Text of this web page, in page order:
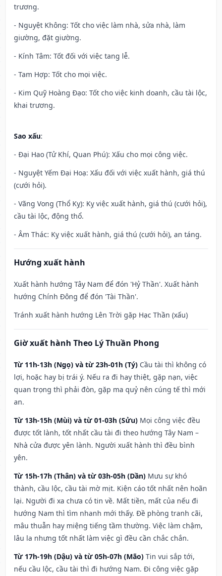
trương.
- Nguyệt Không: Tốt cho việc làm nhà, sửa nhà, làm
giường, đặt giường.
- Kính Tâm: Tốt đối với việc tang lễ.
- Tam Hợp: Tốt cho mọi việc.
- Kim Quỹ Hoàng Đạo: Tốt cho việc kinh doanh, cầu tài lộc,
khai trương.
Sao xấu:
- Đại Hao (Tử Khí, Quan Phú): Xấu cho mọi công việc.
- Nguyệt Yếm Đại Hoạ: Xấu đối với việc xuất hành, giá thú
(cưới hỏi).
- Vãng Vong (Thổ Kỵ): Kỵ việc xuất hành, giá thú (cưới hỏi),
cầu tài lộc, động thổ.
- Âm Thác: Kỵ việc xuất hành, giá thú (cưới hỏi), an táng.
Hướng xuất hành
Xuất hành hướng Tây Nam để đón 'Hỷ Thần'. Xuất hành
hướng Chính Đông để đón 'Tài Thần'.
Tránh xuất hành hướng Lên Trời gặp Hạc Thần (xấu)
Giờ xuất hành Theo Lý Thuần Phong
Từ 11h-13h (Ngọ) và từ 23h-01h (Tý) Cầu tài thì không có
lợi, hoặc hay bị trái ý. Nếu ra đi hay thiệt, gặp nạn, việc
quan trọng thì phải đòn, gặp ma quỷ nên cúng tế thì mới
an.
Từ 13h-15h (Mùi) và từ 01-03h (Sửu) Mọi công việc đều
được tốt lành, tốt nhất cầu tài đi theo hướng Tây Nam –
Nhà cửa được yên lành. Người xuất hành thì đều bình
yên.
Từ 15h-17h (Thân) và từ 03h-05h (Dần) Mưu sự khó
thành, cầu lộc, cầu tài mờ mịt. Kiện cáo tốt nhất nên hoãn
lại. Người đi xa chưa có tin về. Mất tiền, mất của nếu đi
hướng Nam thì tìm nhanh mới thấy. Đề phòng tranh cãi,
mâu thuẫn hay miệng tiếng tầm thường. Việc làm chậm,
lâu la nhưng tốt nhất làm việc gì đều cần chắc chắn.
Từ 17h-19h (Dậu) và từ 05h-07h (Mão) Tin vui sắp tới,
nếu cầu lộc, cầu tài thì đi hướng Nam. Đi công việc gặp